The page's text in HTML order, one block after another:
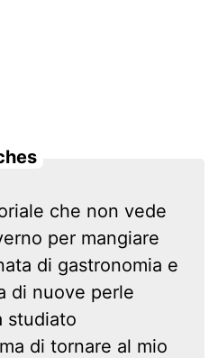
che non vede
per mangiare
di gastronomia e
di nuove perle
studiato
di tornare al mio